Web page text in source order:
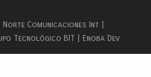
Comunicaciones Int |
Tecnológico BIT | Enoba Dev